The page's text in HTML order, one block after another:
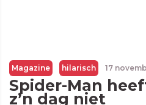
Magazine hilarisch 17
Spider-Man
z’n dag niet